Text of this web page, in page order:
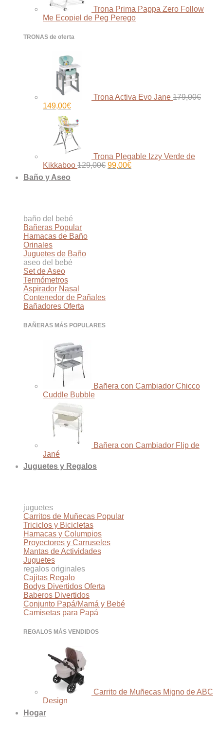
Trona Prima Pappa Zero Follow
Me Ecopiel de Peg Perego
TRONAS de oferta
Trona Activa Evo Jane 179,00€
El
precio
original
179,00€.
149,00€El
actual
es:
149,00€.
Trona Plegable Izzy Verde de
Kikkaboo 129,00€ El
99,00€El
Baño y Aseo
baño del bebé
Bañeras
Hamacas de Baño
Orinales
Juguetes de Baño
aseo del bebé
Set de Aseo
Termómetros
Aspirador Nasal
Contenedor de Pañales
Bañadores
BAÑERAS MÁS POPULARES
Bañera con Cambiador Chicco
Cuddle Bubble
Bañera con Cambiador Flip de
Jané
Juguetes y Regalos
juguetes
Carritos de Muñecas
Triciclos y Bicicletas
Hamacas y Columpios
Proyectores y Carruseles
Mantas de Actividades
Juguetes
regalos originales
Cajitas Regalo
Bodys Divertidos
Baberos Divertidos
Conjunto Papá/Mamá y Bebé
Camisetas para Papá
REGALOS MÁS VENDIDOS
Carrito de Muñecas Migno de ABC
Design
Hogar